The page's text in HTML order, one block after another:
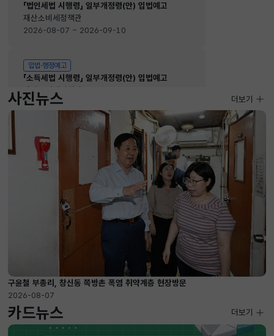
「법인세법 시행령」 일부개정령(안) 입법예고
재산소비세정책관
2026-08-07 ~ 2026-09-10
입법·행정예고
「소득세법 시행령」 일부개정령(안) 입법예고
재산소비세정책관
2026-08-07 ~ 2026-09-10
사진뉴스
구윤철 부총리, 창신동 쪽방촌 폭염 취약계층 현장방문
2026-08-07
사진뉴스
더보기
카드뉴스 더보기